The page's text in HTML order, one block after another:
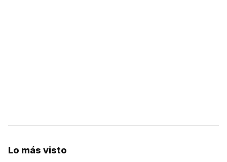
Lo más visto